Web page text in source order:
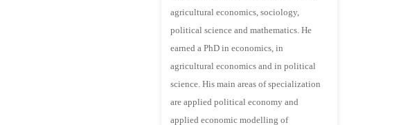
agricultural economics, sociology,
political science and mathematics. He
earned a PhD in economics, in
agricultural economics and in political
science. His main areas of specialization
are applied political economy and
applied economic modelling of